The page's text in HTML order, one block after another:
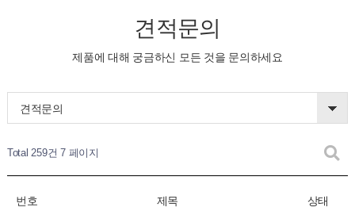
견적문의
제품에 대해 궁금하신 모든 것을 문의하세요
견적문의
Total 259건 7 페이지
번호 제목 상태